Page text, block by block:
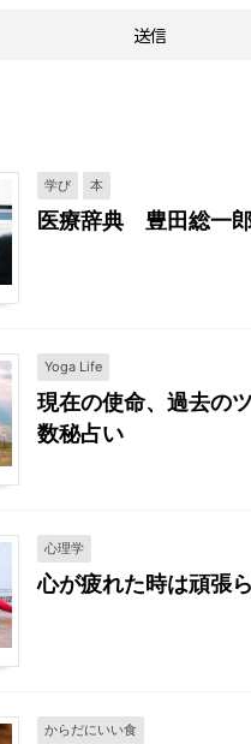
学び 本
医療辞典 豊田総一
Yoga Life
現在の使命、過去の
数秘占い
心理学
心が疲れた時は頑張
からだにいい食